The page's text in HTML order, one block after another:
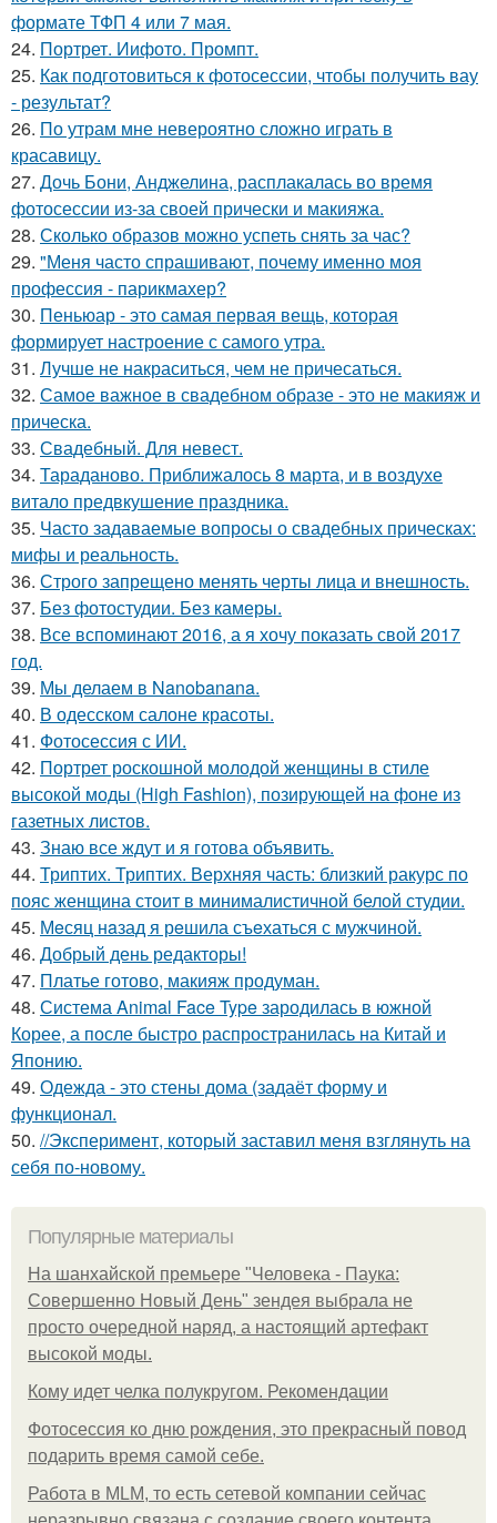
формате ТФП 4 или 7 мая.
24. Портрет. Иифото. Промпт.
25. Как подготовиться к фотосессии, чтобы получить вау
- результат?
26. По утрам мне невероятно сложно играть в
красавицу.
27. Дочь Бони, Анджелина, расплакалась во время
фотосессии из-за своей прически и макияжа.
28. Сколько образов можно успеть снять за час?
29. "Меня часто спрашивают, почему именно моя
профессия - парикмахер?
30. Пеньюар - это самая первая вещь, которая
формирует настроение с самого утра.
31. Лучше не накраситься, чем не причесаться.
32. Самое важное в свадебном образе - это не макияж и
прическа.
33. Свадебный. Для невест.
34. Тараданово. Приближалось 8 марта, и в воздухе
витало предвкушение праздника.
35. Часто задаваемые вопросы о свадебных прическах:
мифы и реальность.
36. Строго запрещено менять черты лица и внешность.
37. Без фотостудии. Без камеры.
38. Все вспоминают 2016, а я хочу показать свой 2017
год.
39. Мы делаем в Nanobanana.
40. В одесском салоне красоты.
41. Фотосессия с ИИ.
42. Портрет роскошной молодой женщины в стиле
высокой моды (High Fashion), позирующей на фоне из
газетных листов.
43. Знаю все ждут и я готова объявить.
44. Триптих. Триптих. Верхняя часть: близкий ракурс по
пояс женщина стоит в минималистичной белой студии.
45. Мeсяц нaзад я рeшила съeхаться с мужчиной.
46. Добрый день редакторы!
47. Платье готово, макияж продуман.
48. Система Animal Face Type зародилась в южной
Корее, а после быстро распространилась на Китай и
Японию.
49. Одежда - это стены дома (задаёт форму и
функционал.
50. //Эксперимент, который заставил меня взглянуть на
себя по-новому.
Популярные материалы
На шанхайской премьере "Человека - Паука:
Совершенно Новый День" зендея выбрала не
просто очередной наряд, а настоящий артефакт
высокой моды.
Кому идет челка полукругом. Рекомендации
Фотосессия ко дню рождения, это прекрасный повод
подарить время самой себе.
Работа в MLM, то есть сетевой компании сейчас